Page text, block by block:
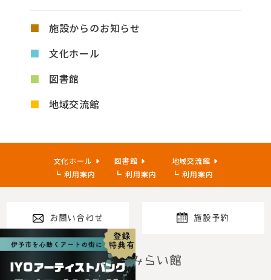
施設からのお知らせ
文化ホール
図書館
地域交流館
文化ホール
利用案内
図書館
利用案内
地域交流館
利用案内
お問い合わせ 施設予約